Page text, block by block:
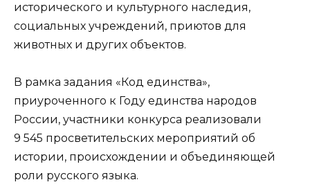
исторического и культурного наследия,
социальных учреждений, приютов для
животных и других объектов.
В рамка задания «Код единства»,
приуроченного к Году единства народов
России, участники конкурса реализовали
9 545 просветительских мероприятий об
истории, происхождении и объединяющей
роли русского языка.